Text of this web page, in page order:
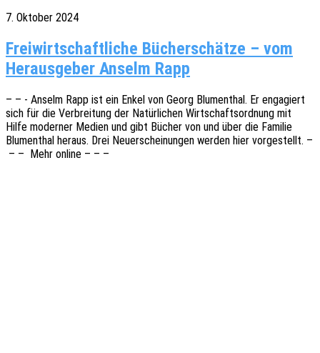
7. Oktober 2024
Freiwirtschaftliche Bücherschätze – vom
Herausgeber Anselm Rapp
– – - Anselm Rapp ist ein Enkel von Georg Blumen­thal. Er enga­giert
sich für die Verbrei­tung der Natür­li­chen Wirt­schafts­ord­nung mit
Hilfe moder­ner Medien und gibt Bücher von und über die Fami­lie
Blumen­thal heraus. Drei Neuerschei­nun­gen werden hier vorge­stellt. –
– – Mehr online – – –